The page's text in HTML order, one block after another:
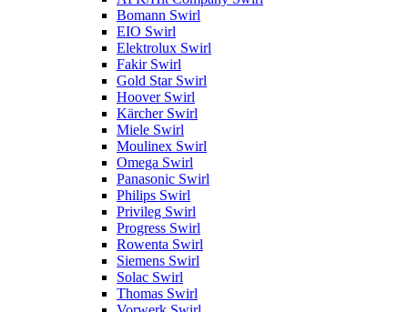
Bomann Swirl
EIO Swirl
Elektrolux Swirl
Fakir Swirl
Gold Star Swirl
Hoover Swirl
Kärcher Swirl
Miele Swirl
Moulinex Swirl
Omega Swirl
Panasonic Swirl
Philips Swirl
Privileg Swirl
Progress Swirl
Rowenta Swirl
Siemens Swirl
Solac Swirl
Thomas Swirl